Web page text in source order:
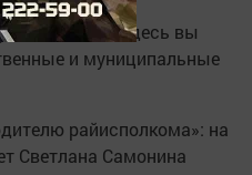
окна, здесь вы
и муниципальные
райисполкома»: на
Светлана Самонина